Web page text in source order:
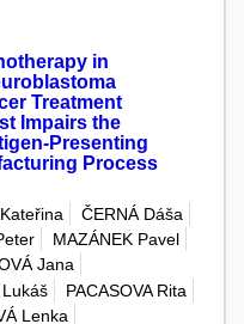
in
Treatment
Impairs the
Presenting
Process
ČERNÁ Dáša
MAZÁNEK Pavel
Jana
PACASOVA Rita
Lenka